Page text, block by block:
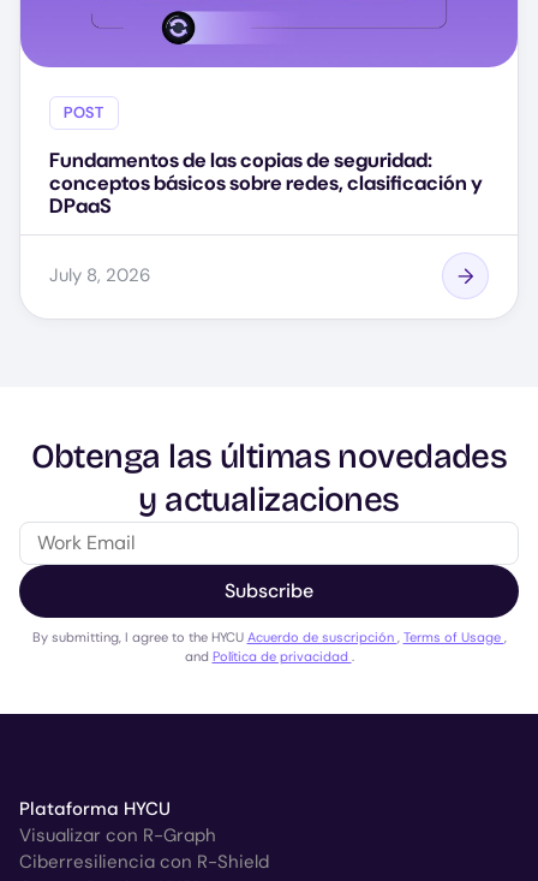
POST
Fundamentos de las copias de seguridad:
conceptos básicos sobre redes, clasificación y
DPaaS
July 8, 2026
Obtenga las últimas novedades
y actualizaciones
Subscribe
By submitting, I agree to the HYCU Acuerdo de suscripción Terms of Usage
and Política de privacidad
Plataforma HYCU
Visualizar con R-Graph
Ciberresiliencia con R-Shield